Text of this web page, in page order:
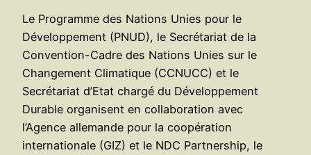
Le Programme des Nations Unies pour le
Développement (PNUD), le Secrétariat de la
Convention-Cadre des Nations Unies sur le
Changement Climatique (CCNUCC) et le
Secrétariat d’Etat chargé du Développement
Durable organisent en collaboration avec
l’Agence allemande pour la coopération
internationale (GIZ) et le NDC Partnership, le